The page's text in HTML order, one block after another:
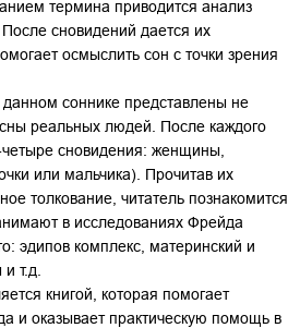
термина приводится анализ
сновидений дается их
осмыслить сон с точки зрения
соннике представлены не
реальных людей. После каждого
сновидения: женщины,
или мальчика). Прочитав их
толкование, читатель познакомится
в исследованиях Фрейда
эдипов комплекс, материнский и
т.д.
книгой, которая помогает
и оказывает практическую помощь в